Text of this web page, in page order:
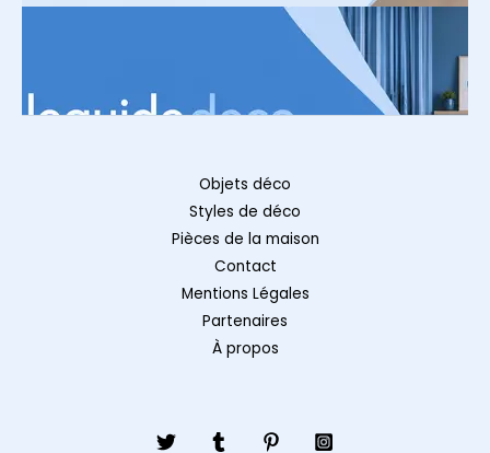
Objets déco
Styles de déco
Pièces de la maison
Contact
Mentions Légales
Partenaires
À propos